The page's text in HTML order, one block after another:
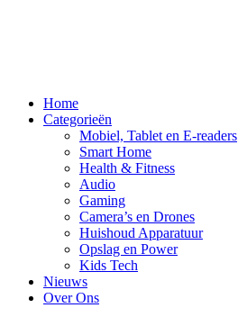
Home
Categorieën
Mobiel, Tablet en E-readers
Smart Home
Health & Fitness
Audio
Gaming
Camera’s en Drones
Huishoud Apparatuur
Opslag en Power
Kids Tech
Nieuws
Over Ons